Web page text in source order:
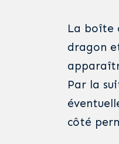
La boîte
dragon
Par la
côté